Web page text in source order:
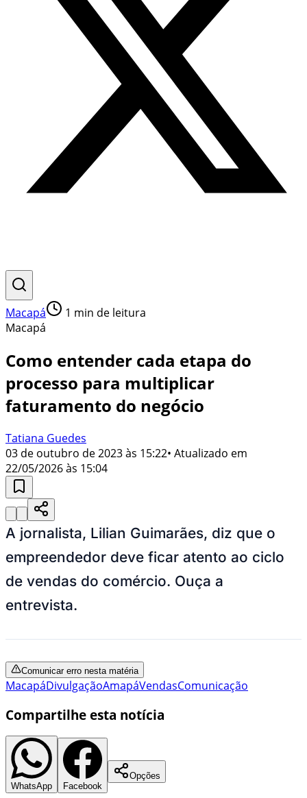
Macapá 1 min de leitura
Macapá
Como entender cada etapa do
processo para multiplicar
faturamento do negócio
Tatiana Guedes
03 de outubro de 2023 às 15:22• Atualizado em
22/05/2026 às 15:04
A jornalista, Lilian Guimarães, diz que o
empreendedor deve ficar atento ao ciclo
de vendas do comércio. Ouça a
entrevista.
Comunicar erro nesta matéria
MacapáDivulgaçãoAmapáVendasComunicação
Compartilhe esta notícia
WhatsApp Facebook
Opções